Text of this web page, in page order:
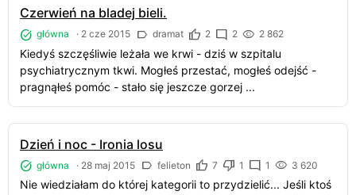
Czerwień na bladej bieli.
główna · 2 cze 2015 dramat 2 2 2 862
Kiedyś szczęśliwie leżała we krwi - dziś w szpitalu
psychiatrycznym tkwi. Mogłeś przestać, mogłeś odejść -
pragnąłeś pomóc - stało się jeszcze gorzej ...
Dzień i noc - Ironia losu
główna · 28 maj 2015 felieton 7 1 1 3 620
Nie wiedziałam do której kategorii to przydzielić... Jeśli ktoś